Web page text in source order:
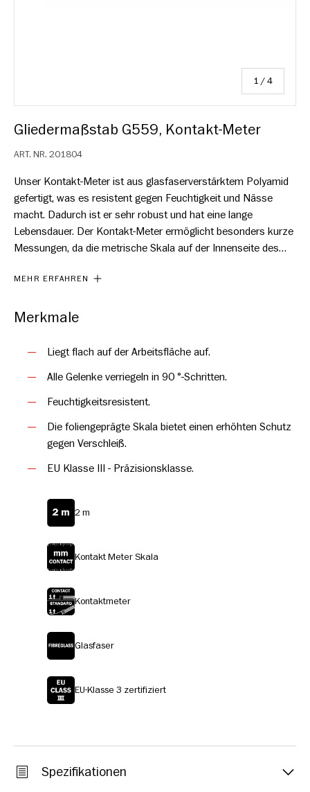
1 /von
4
Gliedermaßstab G559, Kontakt-Meter
ART. NR. 201804
Unser Kontakt-Meter ist aus glasfaserverstärktem Polyamid
gefertigt, was es resistent gegen Feuchtigkeit und Nässe
macht. Dadurch ist er sehr robust und hat eine lange
Lebensdauer. Der Kontakt-Meter ermöglicht besonders kurze
Messungen, da die metrische Skala auf der Innenseite des
Maßstabes, der gefaltet wird, oben auf dem Stab und nicht
Abstufung mit Zentimeter-/Millimeterangaben auf beiden
MEHR ERFAHREN
Merkmale
Liegt flach auf der Arbeitsfläche auf.
Alle Gelenke verriegeln in 90 °-Schritten.
Feuchtigkeitsresistent.
Die foliengeprägte Skala bietet einen erhöhten Schutz
gegen Verschleiß.
EU Klasse III - Präzisionsklasse.
2 m
Kontakt Meter Skala
Kontaktmeter
Glasfaser
EU-Klasse 3 zertifiziert
Spezifikationen